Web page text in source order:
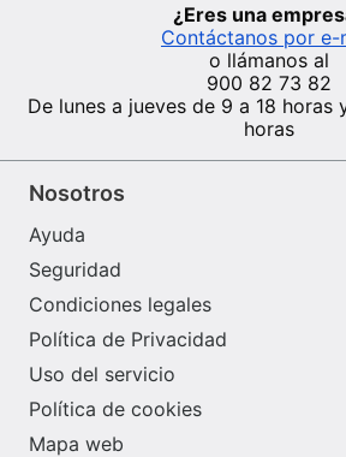
¿Eres una
Contáctanos por e-
o llámanos al
900 82 73 82
De lunes a jueves de 9 a 18 horas
horas
Nosotros
Ayuda
Seguridad
Condiciones legales
Política de Privacidad
Uso del servicio
Política de cookies
Mapa web